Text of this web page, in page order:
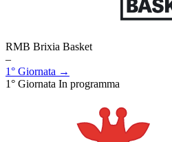
RMB Brixia Basket
–
1° Giornata →
1° Giornata In programma